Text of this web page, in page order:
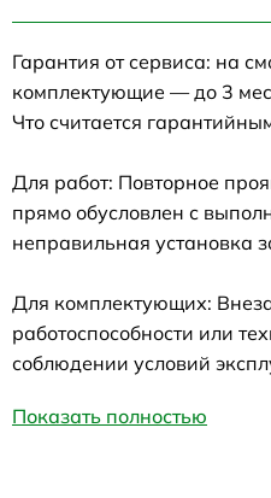
Гарантия от сервиса: на
комплектующие — до 3
Что считается
Для работ: Повторное
прямо обусловлен с
неправильная установка
Для комплектующих:
работоспособности или
соблюдении условий
Показать полностью